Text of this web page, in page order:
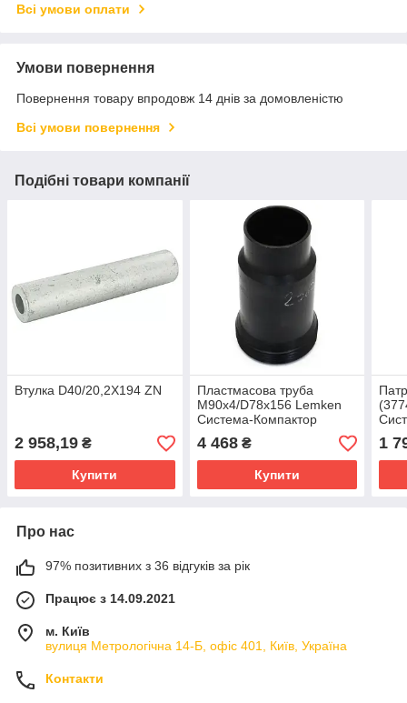
Всі умови оплати
Умови повернення
Повернення товару впродовж 14 днів за домовленістю
Всі умови повернення
Подібні товари компанії
Втулка D40/20,2X194 ZN
2 958,19 ₴
Купити
Пластмасова труба
M90x4/D78x156 Lemken
Система-Компактор
4 468₴
Купити
1
Про нас
97% позитивних з 36 відгуків за рік
Працює з 14.09.2021
м. Київ
вулиця Метрологічна 14-Б, офіс 401, Київ, Україна
Контакти